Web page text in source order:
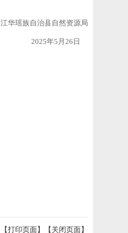
江华瑶族自治县自然资源局
2025年5月26日
【打印页面 】【 关闭页面 】